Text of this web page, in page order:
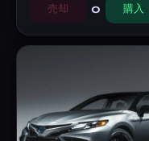
売却 0 購入